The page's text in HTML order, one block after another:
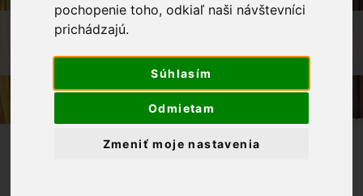
pochopenie toho, odkiaľ naši návštevníci
prichádzajú.
Súhlasím
Odmietam
Zmeniť moje nastavenia
OBCHOD
ZÁCLONOVÁ BAVLNA